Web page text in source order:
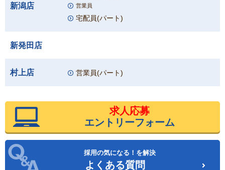
新潟店 営業員
宅配員(パート)
新発田店
村上店 営業員(パート)
求人応募
エントリーフォーム
採用の気になる！を解決
よくある質問